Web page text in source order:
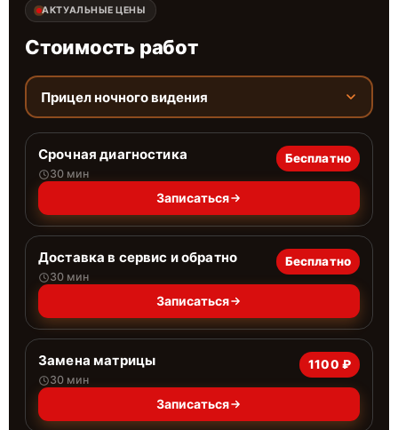
АКТУАЛЬНЫЕ ЦЕНЫ
Стоимость работ
Прицел ночного видения
Срочная диагностика
30 мин
Бесплатно
Записаться
Доставка в сервис и обратно
30 мин
Бесплатно
Записаться
Замена матрицы
30 мин
1100 ₽
Записаться